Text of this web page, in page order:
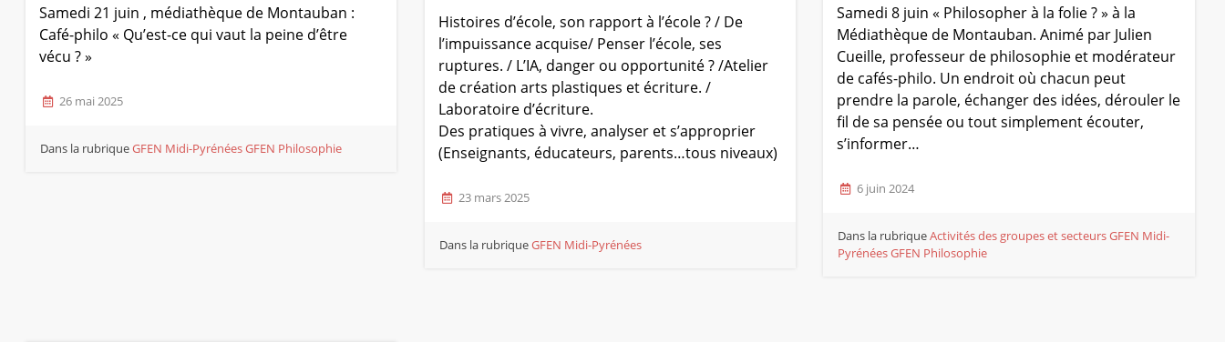
Samedi 21 juin , médiathèque de Montauban :
Café-philo « Qu’est-ce qui vaut la peine d’être
vécu ? »
26 mai 2025
Dans la rubriqueGFEN Midi-PyrénéesGFEN Philosophie
Histoires d’école, son rapport à l’école ? / De
l’impuissance acquise/ Penser l’école, ses
ruptures. / L’IA, danger ou opportunité ? /Atelier
de création arts plastiques et écriture. /
Laboratoire d’écriture.
Des pratiques à vivre, analyser et s’approprier
(Enseignants, éducateurs, parents…tous niveaux)
23 mars 2025
Dans la rubriqueGFEN Midi-Pyrénées
Samedi 8 juin « Philosopher à la folie ? » à la
Médiathèque de Montauban. Animé par Julien
Cueille, professeur de philosophie et modérateur
de cafés-philo. Un endroit où chacun peut
prendre la parole, échanger des idées, dérouler le
fil de sa pensée ou tout simplement écouter,
s’informer…
6 juin 2024
Dans la rubriqueActivités des groupes et secteursGFEN Midi-
PyrénéesGFEN Philosophie